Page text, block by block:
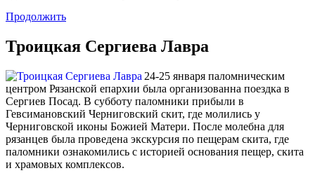
Продолжить
Троицкая Сергиева Лавра
24-25 января паломническим
центром Рязанской епархии была организованна поездка в
Сергиев Посад. В субботу паломники прибыли в
Гевсимановский Черниговский скит, где молились у
Черниговской иконы Божией Матери. После молебна для
рязанцев была проведена экскурсия по пещерам скита, где
паломники ознакомились с историей основания пещер, скита
и храмовых комплексов.